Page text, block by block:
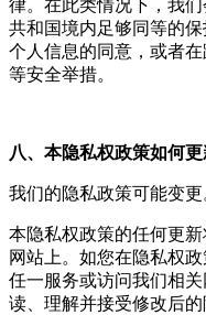
律。在此类情况下，我
共和国境内足够同等的
个人信息的同意，或者
等安全举措。
八、本隐私权政策如何更
我们的隐私政策可能变更
本隐私权政策的任何更
网站上。如您在隐私权
任一服务或访问我们相
读、理解并接受修改后的